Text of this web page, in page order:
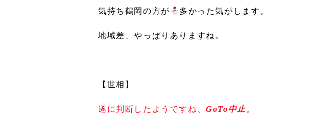
気持ち鶴岡の方が 多かった気がします。
地域差、やっぱりありますね。
【世相】
遂に判断したようですね、GoTo中止。